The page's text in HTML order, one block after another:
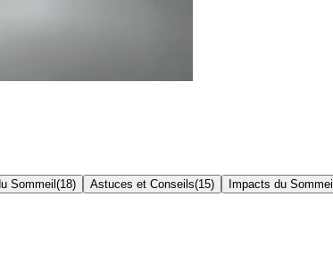
Sommeil (18) Astuces et Conseils(15) Impacts du Sommeil